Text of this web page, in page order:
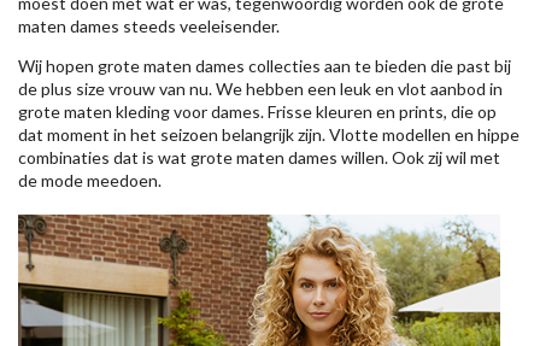
maten dames steeds veeleisender.
Wij hopen grote maten dames collecties aan te bieden die past bij
de plus size vrouw van nu. We hebben een leuk en vlot aanbod in
grote maten kleding voor dames. Frisse kleuren en prints, die op
dat moment in het seizoen belangrijk zijn. Vlotte modellen en hippe
combinaties dat is wat grote maten dames willen. Ook zij wil met
de mode meedoen.